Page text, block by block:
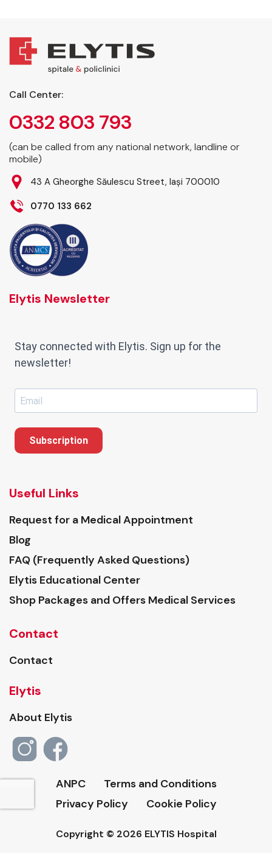
Call Center:
0332 803 793
(can be called from any national network, landline or
mobile)
43 A Gheorghe Săulescu Street, Iași 700010
0770 133 662
Elytis Newsletter
Stay connected with Elytis. Sign up for the
newsletter!
Subscription
Useful Links
Request for a Medical Appointment
Blog
FAQ (Frequently Asked Questions)
Elytis Educational Center
Shop Packages and Offers Medical Services
Contact
Contact
Elytis
About Elytis
ANPC
Terms and Conditions
Privacy Policy
Cookie Policy
Copyright © 2026 ELYTIS Hospital